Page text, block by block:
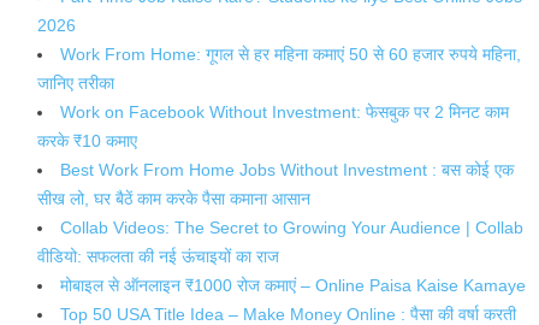
2026
Work From Home: गूगल से हर महिना कमाएं 50 से 60 हजार रुपये महिना,
जानिए तरीका
Work on Facebook Without Investment: फेसबुक पर 2 मिनट काम
करके ₹10 कमाए
Best Work From Home Jobs Without Investment : बस कोई एक
सीख लो, घर बैठें काम करके पैसा कमाना आसान
Collab Videos: The Secret to Growing Your Audience | Collab
वीडियो: सफलता की नई ऊंचाइयों का राज
मोबाइल से ऑनलाइन ₹1000 रोज कमाएं – Online Paisa Kaise Kamaye
Top 50 USA Title Idea – Make Money Online : पैसा की वर्षा करती